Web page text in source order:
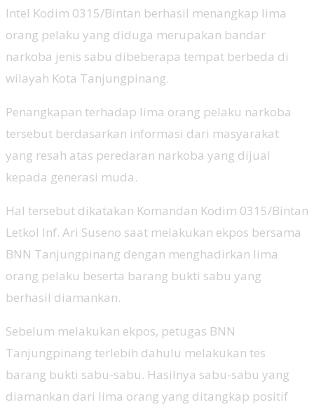
Intel Kodim 0315/Bintan berhasil menangkap lima
orang pelaku yang diduga merupakan bandar
narkoba jenis sabu dibeberapa tempat berbeda di
wilayah Kota Tanjungpinang.
Penangkapan terhadap lima orang pelaku narkoba
tersebut berdasarkan informasi dari masyarakat
yang resah atas peredaran narkoba yang dijual
kepada generasi muda.
Hal tersebut dikatakan Komandan Kodim 0315/Bintan
Letkol Inf. Ari Suseno saat melakukan ekpos bersama
BNN Tanjungpinang dengan menghadirkan lima
orang pelaku beserta barang bukti sabu yang
berhasil diamankan.
Sebelum melakukan ekpos, petugas BNN
Tanjungpinang terlebih dahulu melakukan tes
barang bukti sabu-sabu. Hasilnya sabu-sabu yang
diamankan dari lima orang yang ditangkap positif